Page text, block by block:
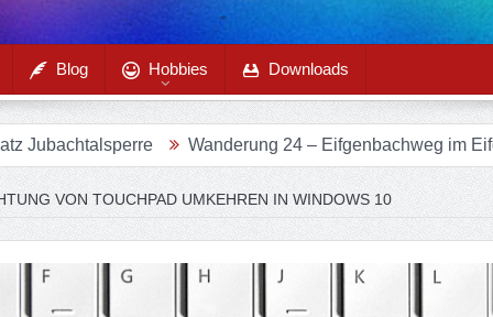
Blog Hobbies Downloads
Wanderung 24 – Eifgenbachweg im
VON TOUCHPAD UMKEHREN IN WINDOWS 10